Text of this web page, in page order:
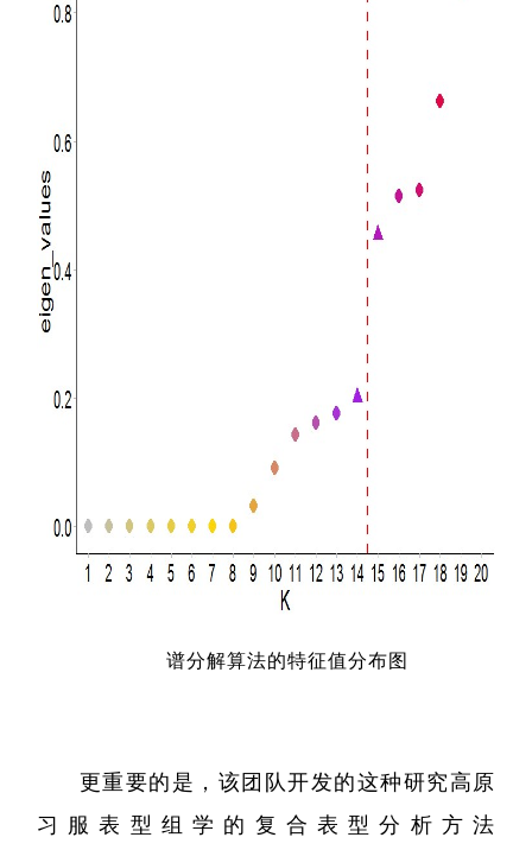
分子与
类器官
谱分解算法的特征值分布图
更重要的是，该团队开发的这种研究高原
习服表型组学的复合表型分析方法